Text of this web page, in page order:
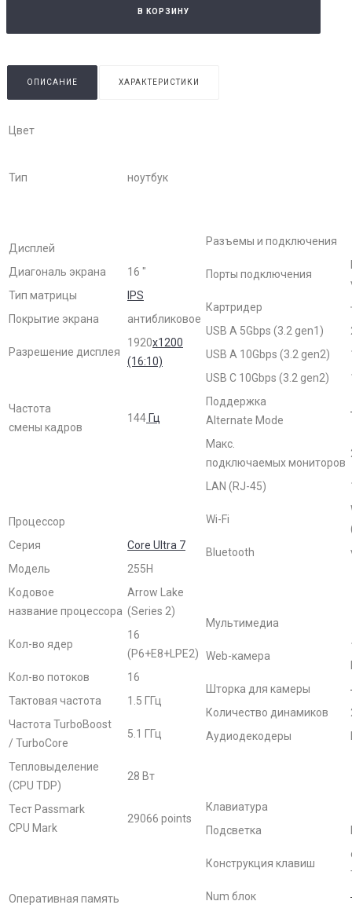
В КОРЗИНУ
ОПИСАНИЕ ХАРАКТЕРИСТИКИ
Цвет
Тип ноутбук
Дисплей
Диагональ экрана
16 "
Тип матрицы
IPS
Покрытие экрана
антибликовое
Разрешение дисплея
1920x1200
(16:10)
Частота
смены кадров
144 Гц
Процессор
Серия
Core Ultra 7
Модель
255H
Кодовое
название процессора
Arrow Lake
(Series 2)
Кол-во ядер
16
(P6+E8+LPE2)
Кол-во потоков
16
Тактовая частота
1.5 ГГц
Частота TurboBoost
/ TurboCore
5.1 ГГц
Тепловыделение
(CPU TDP)
28 Вт
Тест Passmark
CPU Mark
29066 points
Оперативная память
Разъемы и подключения
Порты подключения
Картридер
USB A 5Gbps (3.2 gen1)
USB A 10Gbps (3.2 gen2)
USB C 10Gbps (3.2 gen2)
Поддержка
Alternate Mode
Макс.
подключаемых мониторов
LAN (RJ-45)
Wi-Fi
Bluetooth
Мультимедиа
Web-камера
Шторка для камеры
Количество динамиков
Аудиодекодеры
Клавиатура
Подсветка
Конструкция клавиш
Num блок